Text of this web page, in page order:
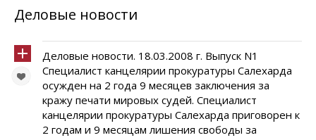
Деловые новости
Деловые новости. 18.03.2008 г. Выпуск N1
Специалист канцелярии прокуратуры Салехарда
осужден на 2 года 9 месяцев заключения за
кражу печати мировых судей. Специалист
канцелярии прокуратуры Салехарда приговорен к
2 годам и 9 месяцам лишения свободы за